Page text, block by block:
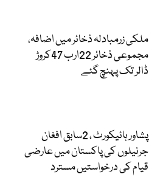
ملکی زرمبادلہ ذخائر میں اضافہ،
مجموعی ذخائر 22ارب 47کروڑ
ڈالر تک پہنچ گئے
پشاور ہائیکورٹ ، 2سابق افغان
جرنیلوں کی پاکستان میں عارضی
قیام کی درخواستیں مسترد